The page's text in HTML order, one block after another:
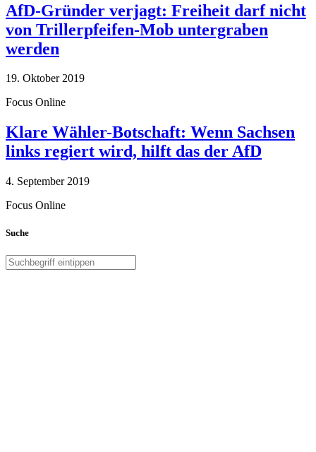
AfD-Gründer verjagt: Freiheit darf nicht
von Trillerpfeifen-Mob untergraben
werden
19. Oktober 2019
Focus Online
Klare Wähler-Botschaft: Wenn Sachsen
links regiert wird, hilft das der AfD
4. September 2019
Focus Online
Suche